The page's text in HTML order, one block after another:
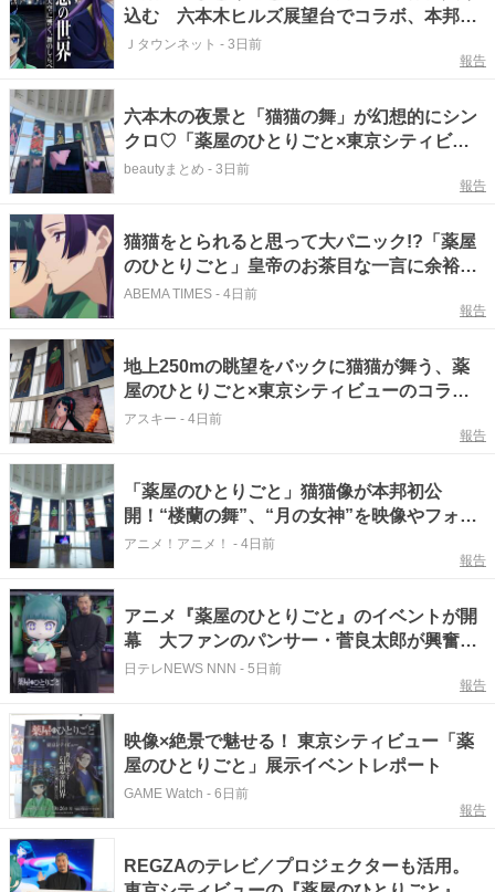
込む 六本木ヒルズ展望台でコラボ、本邦初
公開の「猫猫像」も【8／1～10／26】
Ｊタウンネット - 3日前
報告
六本木の夜景と「猫猫の舞」が幻想的にシン
クロ♡「薬屋のひとりごと×東京シティビュ
ー」内覧会レポート
beautyまとめ - 3日前
報告
猫猫をとられると思って大パニック!?「薬屋
のひとりごと」皇帝のお茶目な一言に余裕ゼ
ロで焦りまくる壬氏
ABEMA TIMES - 4日前
報告
地上250mの眺望をバックに猫猫が舞う、薬
屋のひとりごと×東京シティビューのコラボ
イベント
アスキー - 4日前
報告
「薬屋のひとりごと」猫猫像が本邦初公
開！“楼蘭の舞”、“月の女神”を映像やフォト
スポで表現☆「東京シティビュー」コラボイ
アニメ！アニメ！ - 4日前
報告
アニメ『薬屋のひとりごと』のイベントが開
幕 大ファンのパンサー・菅良太郎が興奮
「非常にかわいらしい」
日テレNEWS NNN - 5日前
報告
映像×絶景で魅せる！ 東京シティビュー「薬
屋のひとりごと」展示イベントレポート
GAME Watch - 6日前
報告
REGZAのテレビ／プロジェクターも活用。